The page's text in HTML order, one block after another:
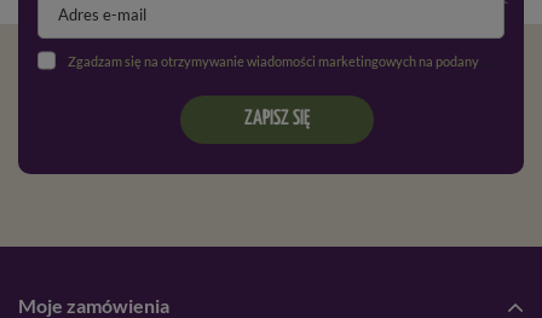
Zgadzam się na otrzymywanie wiadomości marketingowych na podany adres e-mail oraz przetwarzanie danych osobowych zgodnie z
ZAPISZ SIĘ
Moje zamówienia